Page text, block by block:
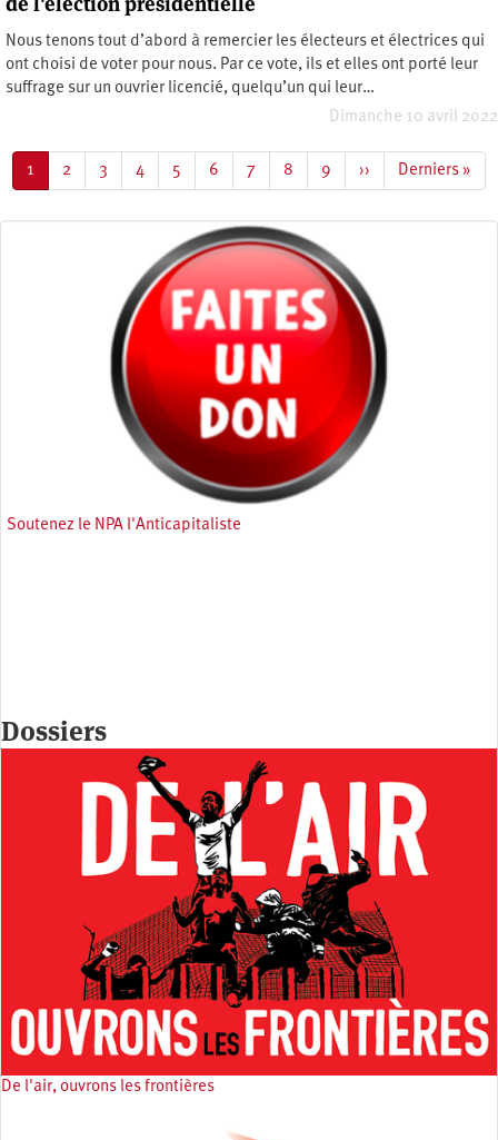
Nous tenons tout d’abord à remercier les électeurs et électrices qui
ont choisi de voter pour nous. Par ce vote, ils et elles ont porté leur
suffrage sur un ouvrier licencié, quelqu’un qui leur…
Dimanche 10 avril 2022
Page
courante
1 Page
2 Page
3 Page
4 Page
5 Page
6 Page
7 Page
8 Page
9
Page
suivante
››
Dernière
page
Derniers »
Soutenez le NPA l'Anticapitaliste
Dossiers
De l'air, ouvrons les frontières